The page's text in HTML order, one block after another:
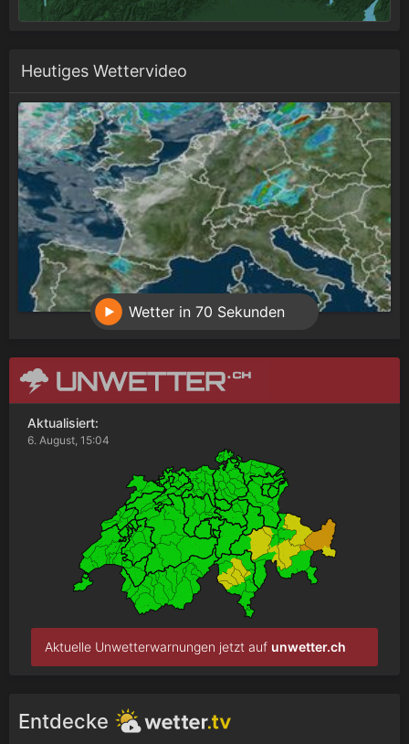
Heutiges Wettervideo
Wetter in 70 Sekunden
Aktualisiert:
6. August, 15:04
Aktuelle Unwetterwarnungen jetzt auf unwetter.ch
Entdecke